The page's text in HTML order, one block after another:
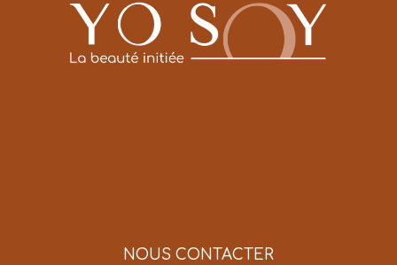
NOUS CONTACTER